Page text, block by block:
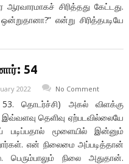
சிரித்தது கேட்டது.
என்று சிரித்தபடியே
54
2022 No Comment
தொடர்ச்சி) அகல் விளக்கு
தெளிவு ஏற்படவில்லையே
மூளையில் இன்னும்
என் நிலைமை அப்படித்தான்
நிலை அதுதான்.